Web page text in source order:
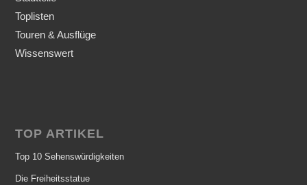
Toplisten
Touren & Ausflüge
Wissenswert
TOP ARTIKEL
Top 10 Sehenswürdigkeiten
Die Freiheitsstatue